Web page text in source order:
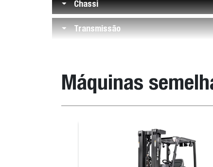
Chassi
Transmissão
Máquinas